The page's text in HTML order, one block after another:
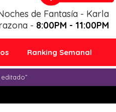
de Fantasía - Karla
- 8:00PM - 11:00PM
Ranking Semanal